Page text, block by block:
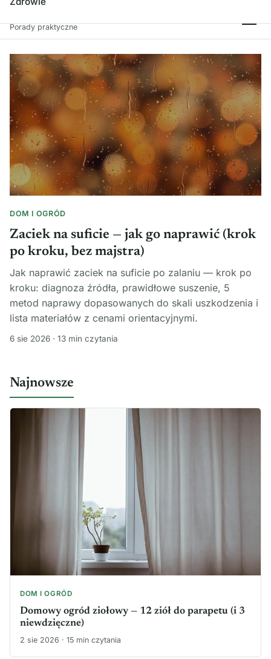
Porady praktyczne
DOM I OGRÓD
Zaciek na suficie — jak go naprawić (krok
po kroku, bez majstra)
Jak naprawić zaciek na suficie po zalaniu — krok po
kroku: diagnoza źródła, prawidłowe suszenie, 5
metod naprawy dopasowanych do skali uszkodzenia i
lista materiałów z cenami orientacyjnymi.
6 sie 2026 · 13 min czytania
Najnowsze
DOM I OGRÓD
Domowy ogród ziołowy — 12 ziół do parapetu (i 3
niewdzięczne)
2 sie 2026 · 15 min czytania